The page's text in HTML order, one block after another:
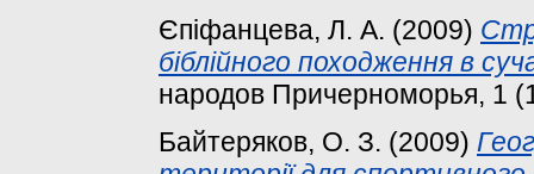
Єпіфанцева, Л. А. (2009)
біблійного походження в
народов Причерноморья, 1
Байтеряков, О. З. (2009)